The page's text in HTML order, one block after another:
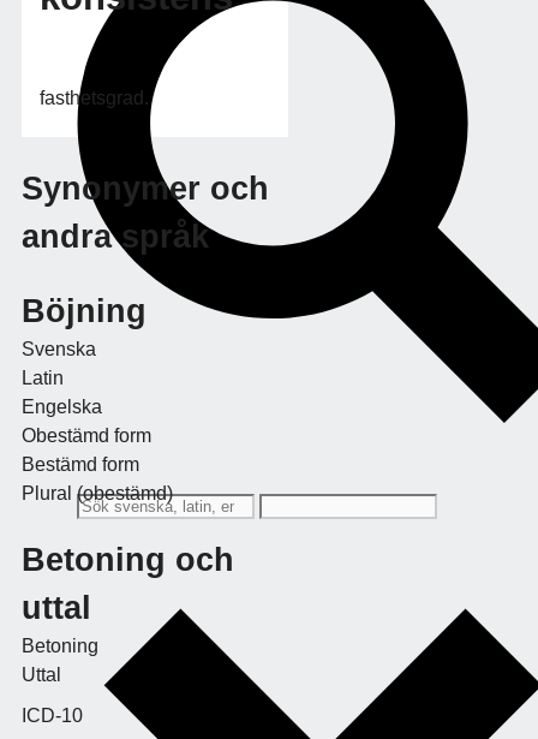
fasthetsgrad.
Synonymer och
andra språk
Böjning
Svenska
Latin
Engelska
Obestämd form
Bestämd form
Plural (obestämd)
Betoning och
uttal
Betoning
Uttal
ICD-10